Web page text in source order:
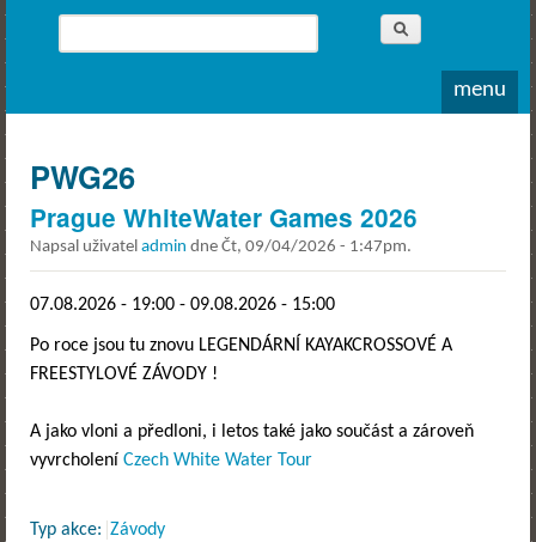
Rodea o.s.
Vyhledávání
menu
PWG26
Prague WhiteWater Games 2026
Napsal uživatel admin dne Čt, 09/04/2026 - 1:47pm.
07.08.2026 - 19:00 - 09.08.2026 - 15:00
Po roce jsou tu znovu LEGENDÁRNÍ KAYAKCROSSOVÉ A
FREESTYLOVÉ ZÁVODY !
A jako vloni a předloni, i letos také jako součást a zároveň
vyvrcholení Czech White Water Tour
Typ akce: Závody